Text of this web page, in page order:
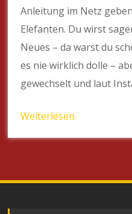
Anleitung im Netz
Elefanten. Du wirst
Neues – da warst du
es nie wirklich dolle –
gewechselt und laut
Weiterlesen